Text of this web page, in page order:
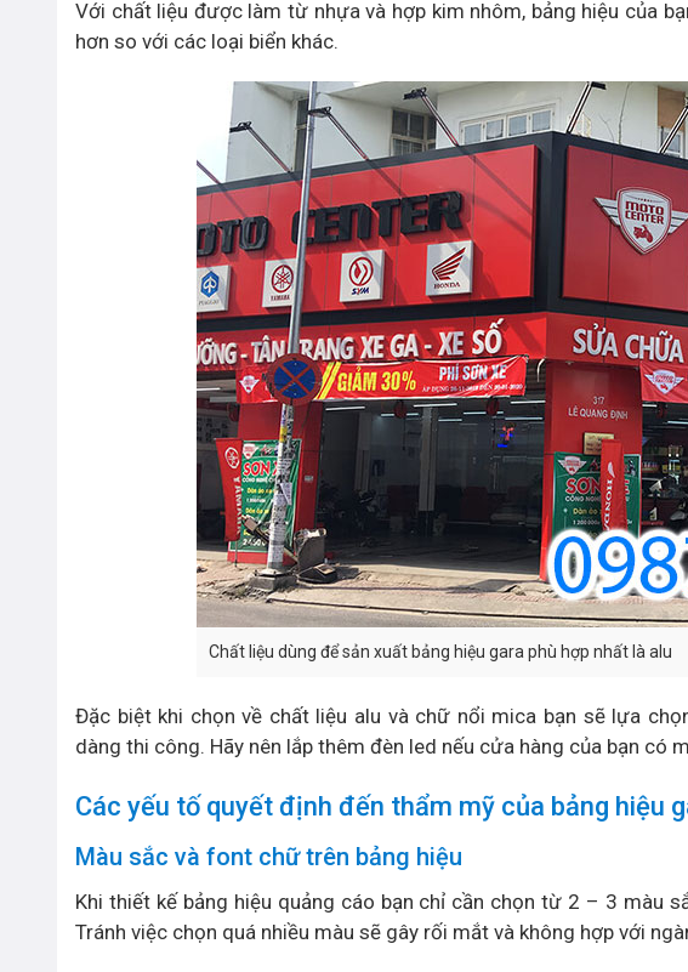
Với chất liệu được làm từ nhựa và hợp kim nhôm, bảng hiệu của
hơn so với các loại biển khác.
Chất liệu dùng để sản xuất bảng hiệu gara phù hợp nhất là alu
Đặc biệt khi chọn về chất liệu alu và chữ nổi mica bạn sẽ lựa
dàng thi công. Hãy nên lắp thêm đèn led nếu cửa hàng của bạn có
Các yếu tố quyết định đến thẩm mỹ của bảng hiệu
Màu sắc và font chữ trên bảng hiệu
Khi thiết kế bảng hiệu quảng cáo bạn chỉ cần chọn từ 2 – 3 màu
Tránh việc chọn quá nhiều màu sẽ gây rối mắt và không hợp với